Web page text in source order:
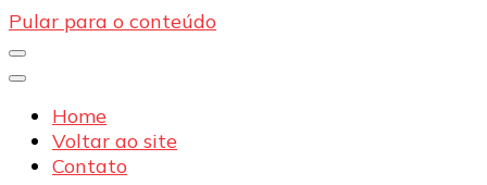
Pular para o conteúdo
Home
Voltar ao site
Contato